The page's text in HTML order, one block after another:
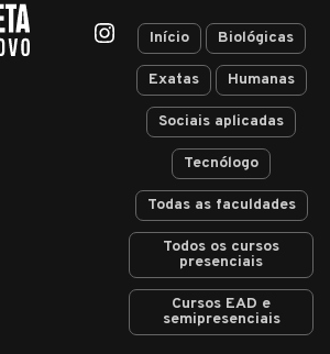
Início Biológicas
Exatas Humanas
Sociais aplicadas
Tecnólogo
Todas as faculdades
Todos os cursos
presenciais
Cursos EAD e
semipresenciais